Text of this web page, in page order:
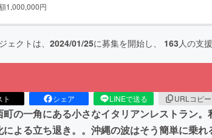
1,000,000円
ェクトは、 2024/01/25に募集を開始し、 163 人の支
ト シェア LINEで送る URLコピー
町の一角にある小さなイタリアンレストラン
による立ち退き。。沖縄の波はそう簡単に乗